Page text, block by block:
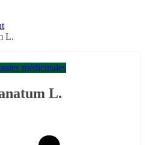
L.
médicinales
L.